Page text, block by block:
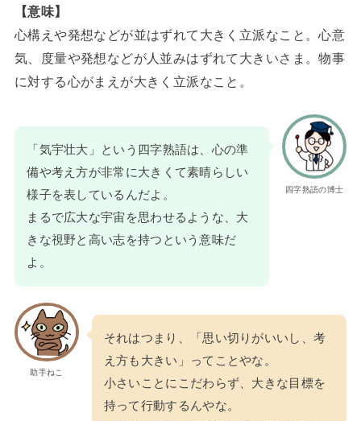
【意味】
心構えや発想などが並はずれて大きく立派なこと。心意
気、度量や発想などが人並みはずれて大きいさま。物事
に対する心がまえが大きく立派なこと。
四字熟語の博士
「気宇壮大」という四字熟語は、心の準
備や考え方が非常に大きくて素晴らしい
様子を表しているんだよ。
まるで広大な宇宙を思わせるような、大
きな視野と高い志を持つという意味だ
よ。
助手ねこ
それはつまり、「思い切りがいいし、考
え方も大きい」ってことやな。
小さいことにこだわらず、大きな目標を
持って行動するんやな。